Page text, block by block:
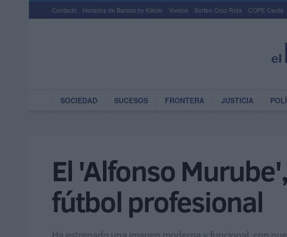
Contacto Horarios de Barcos by Kikoto Vuelos Sorteo Cruz Roja COPE Ceuta
SOCIEDAD SUCESOS FRONTERA JUSTICIA
El 'Alfonso
fútbol profesional